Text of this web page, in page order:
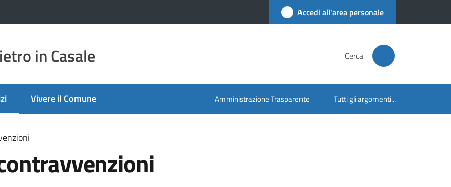
Accedi all'area personale
in Casale Cerca
selezionatoVivere il Comune Amministrazione Trasparente Tutti gli argomenti...